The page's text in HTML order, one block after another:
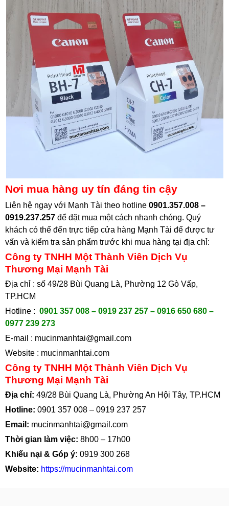
Nơi mua hàng uy tín đáng tin cậy
Liên hệ ngay với Mạnh Tài theo hotline 0901.357.008 –
0919.237.257 để đặt mua một cách nhanh chóng. Quý
khách có thể đến trực tiếp cửa hàng Mạnh Tài để được tư
vấn và kiểm tra sản phẩm trước khi mua hàng tại địa chỉ:
Công ty TNHH Một Thành Viên Dịch Vụ
Thương Mại Mạnh Tài
Địa chỉ : số 49/28 Bùi Quang Là, Phường 12 Gò Vấp,
TP.HCM
Hotline : 0901 357 008 – 0919 237 257 – 0916 650 680 –
0977 239 273
E-mail : mucinmanhtai@gmail.com
Website : mucinmanhtai.com
Công ty TNHH Một Thành Viên Dịch Vụ
Thương Mại Mạnh Tài
Địa chỉ: 49/28 Bùi Quang Là, Phường An Hội Tây, TP.HCM
Hotline: 0901 357 008 – 0919 237 257
Email: mucinmanhtai@gmail.com
Thời gian làm việc: 8h00 – 17h00
Khiếu nại & Góp ý: 0919 300 268
Website: https://mucinmanhtai.com